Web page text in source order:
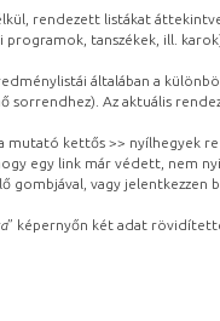
rendezett listákat
programok, tanszékek, ill.
általában a
sorrendhez). Az aktuális
mutató kettős >> nyílhegyek
egy link már védett, nem
gombjával, vagy
” képernyőn két adat